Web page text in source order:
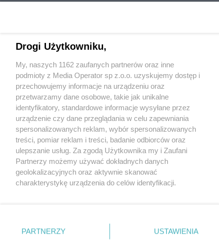
Wydawca mediów
Nie zapomnij
zapoznać się z:
polityką prywatności regulamin korzystania z portali
Twojemiasto
Piekary Śląskie
Chorzów
Tarnowskie Góry
Ruda Śląska
Świętochłowice
Zagłębie
Skontakuj sięz nami
Kontakt
Wydawca
Redakcja
Newsletter
Reklama
Drogi Użytkowniku,
My, naszych 1162 zaufanych partnerów oraz inne
podmioty z Media Operator sp z.o.o. uzyskujemy dostęp i
przechowujemy informacje na urządzeniu oraz
przetwarzamy dane osobowe, takie jak unikalne
identyfikatory, standardowe informacje wysyłane przez
urządzenie czy dane przeglądania w celu zapewniania
spersonalizowanych reklam, wybór spersonalizowanych
treści, pomiar reklam i treści, badanie odbiorców oraz
ulepszanie usług. Za zgodą Użytkownika my i Zaufani
Partnerzy możemy używać dokładnych danych
geolokalizacyjnych oraz aktywnie skanować
charakterystykę urządzenia do celów identyfikacji.
zmienić/wycofać klikając przycisk ustawień prywatności
znajdujący się w lewym dolnym rogu strony
PARTNERZY USTAWIENIA